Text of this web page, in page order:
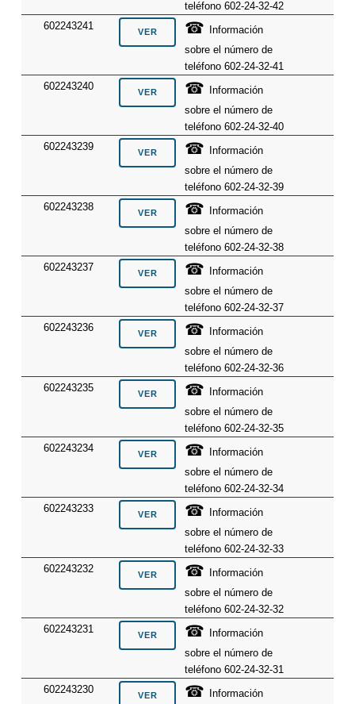
teléfono 602-24-32-42
602243241
☎ Información
sobre el número de
teléfono 602-24-32-41
602243240
☎ Información
sobre el número de
teléfono 602-24-32-40
602243239
☎ Información
sobre el número de
teléfono 602-24-32-39
602243238
☎ Información
sobre el número de
teléfono 602-24-32-38
602243237
☎ Información
sobre el número de
teléfono 602-24-32-37
602243236
☎ Información
sobre el número de
teléfono 602-24-32-36
602243235
☎ Información
sobre el número de
teléfono 602-24-32-35
602243234
☎ Información
sobre el número de
teléfono 602-24-32-34
602243233
☎ Información
sobre el número de
teléfono 602-24-32-33
602243232
☎ Información
sobre el número de
teléfono 602-24-32-32
602243231
☎ Información
sobre el número de
teléfono 602-24-32-31
602243230
☎ Información